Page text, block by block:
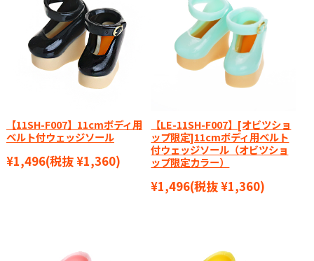
【11SH-F007】11cmボディ用
ベルト付ウェッジソール
¥1,496(税抜 ¥1,360)
【LE-11SH-F007】[オビツショ
ップ限定]11cmボディ用ベルト
付ウェッジソール（オビツショ
ップ限定カラー）
¥1,496(税抜 ¥1,360)